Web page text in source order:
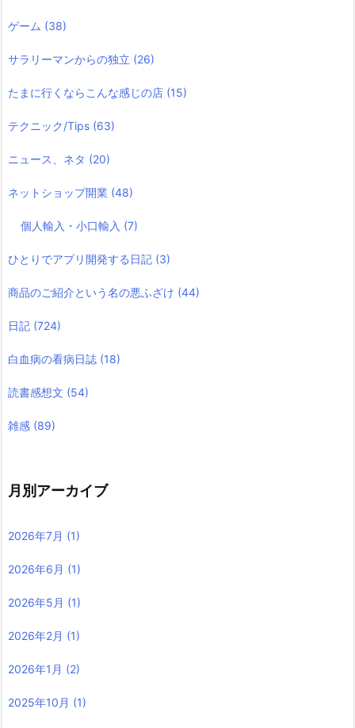
ゲーム (38)
サラリーマンからの独立 (26)
たまに行くならこんな感じの店 (15)
テクニック/Tips (63)
ニュース、ネタ (20)
ネットショップ開業 (48)
個人輸入・小口輸入 (7)
ひとりでアプリ開発する日記 (3)
商品のご紹介という名の悪ふざけ (44)
日記 (724)
白血病の看病日誌 (18)
読書感想文 (54)
雑感 (89)
月別アーカイブ
2026年7月 (1)
2026年6月 (1)
2026年5月 (1)
2026年2月 (1)
2026年1月 (2)
2025年10月 (1)